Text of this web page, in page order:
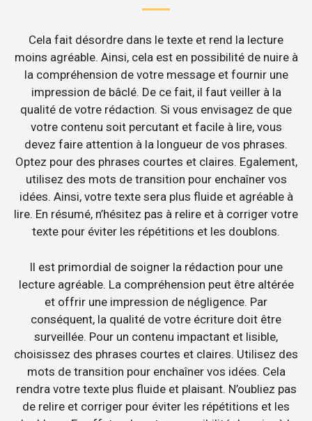
Cela fait désordre dans le texte et rend la lecture
moins agréable. Ainsi, cela est en possibilité de nuire à
la compréhension de votre message et fournir une
impression de bâclé. De ce fait, il faut veiller à la
qualité de votre rédaction. Si vous envisagez de que
votre contenu soit percutant et facile à lire, vous
devez faire attention à la longueur de vos phrases.
Optez pour des phrases courtes et claires. Egalement,
utilisez des mots de transition pour enchaîner vos
idées. Ainsi, votre texte sera plus fluide et agréable à
lire. En résumé, n’hésitez pas à relire et à corriger votre
texte pour éviter les répétitions et les doublons.
Il est primordial de soigner la rédaction pour une
lecture agréable. La compréhension peut être altérée
et offrir une impression de négligence. Par
conséquent, la qualité de votre écriture doit être
surveillée. Pour un contenu impactant et lisible,
choisissez des phrases courtes et claires. Utilisez des
mots de transition pour enchaîner vos idées. Cela
rendra votre texte plus fluide et plaisant. N’oubliez pas
de relire et corriger pour éviter les répétitions et les